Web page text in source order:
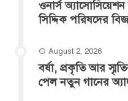
ওনার্স
সিদ্দিক পরিষদের
August 2, 2026
বর্ষা, প্রকৃতি আর
পেল নতুন গানের